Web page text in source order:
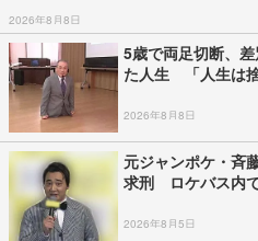
2026年8月8日
5歳で両足切断、
た人生 「人生は
2026年8月8日
元ジャンポケ・斉
求刑 ロケバス内
2026年8月5日